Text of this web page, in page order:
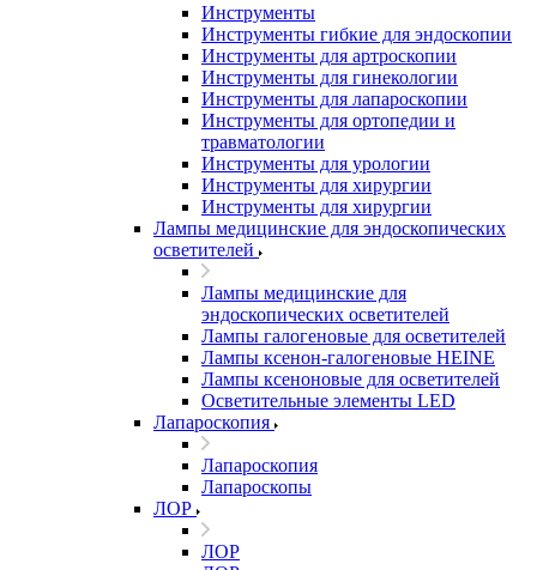
Инструменты
Инструменты гибкие для эндоскопии
Инструменты для артроскопии
Инструменты для гинекологии
Инструменты для лапароскопии
Инструменты для ортопедии и
травматологии
Инструменты для урологии
Инструменты для хирургии
Инструменты для хирургии
Лампы медицинские для эндоскопических
осветителей
Лампы медицинские для
эндоскопических осветителей
Лампы галогеновые для осветителей
Лампы ксенон-галогеновые HEINE
Лампы ксеноновые для осветителей
Осветительные элементы LED
Лапароскопия
Лапароскопия
Лапароскопы
ЛОР
ЛОР